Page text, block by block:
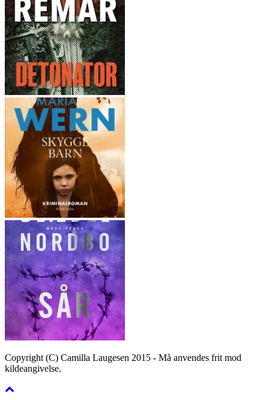
Copyright (C) Camilla Laugesen 2015 - Må anvendes frit mod
kildeangivelse.